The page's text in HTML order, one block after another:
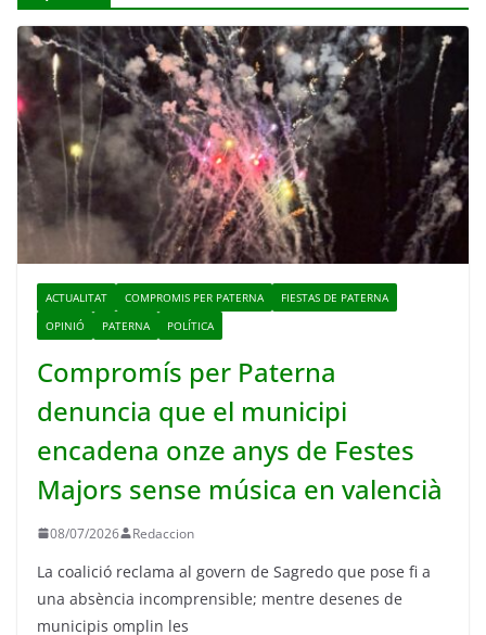
ACTUALITAT COMPROMIS PER PATERNA
FIESTAS DE PATERNA
OPINIÓ
PATERNA POLÍTICA
Compromís per Paterna
denuncia que el municipi
encadena onze anys de Festes
Majors sense música en valencià
08/07/2026 Redaccion
La coalició reclama al govern de Sagredo que pose fi a
una absència incomprensible; mentre desenes de
municipis omplin les